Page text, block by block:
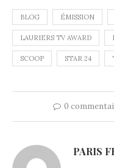
BLOG ÉMISSION
LAURIERS TV AWARD
SCOOP STAR 24
0
PARIS